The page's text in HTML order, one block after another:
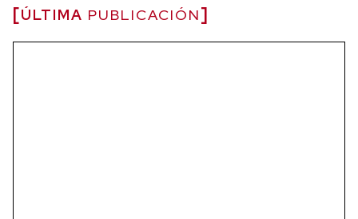
ÚLTIMA PUBLICACIÓN